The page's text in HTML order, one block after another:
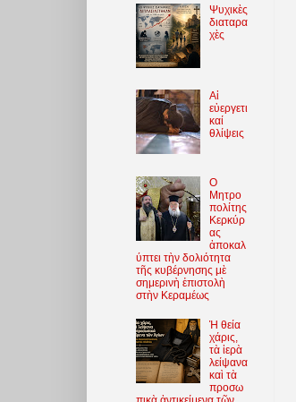
Ψυχικὲς
διαταρα
χὲς
Αἱ
εὐεργετι
καί
θλίψεις
O
Μητρο
πολίτης
Κερκύρ
ας
ἀποκαλ
ύπτει τὴν δολιότητα
τῆς κυβέρνησης μὲ
σημερινὴ ἐπιστολὴ
στὴν Κεραμέως
Ἡ θεία
χάρις,
τὰ ἱερὰ
λείψανα
καὶ τὰ
προσω